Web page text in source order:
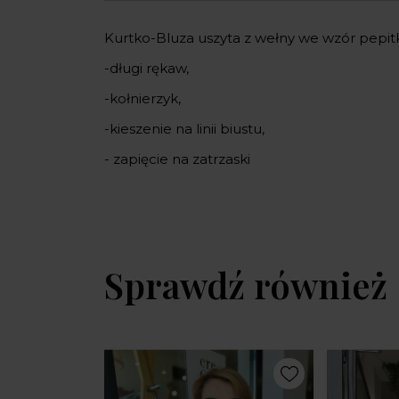
Kurtko-Bluza uszyta z wełny we wzór
-długi rękaw,
-kołnierzyk,
-kieszenie na linii biustu,
- zapięcie na zatrzaski
Sprawdź również